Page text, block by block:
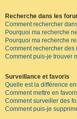
Recherche dans les
Comment rechercher
Pourquoi ma recherche
Pourquoi ma recherche
Comment rechercher des
Comment puis-je trouver
Surveillance et favoris
Quelle est la différence
Comment mettre en
Comment surveiller des
Comment puis-je